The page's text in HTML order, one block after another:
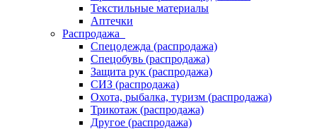
Текстильные материалы
Аптечки
Распродажа
Спецодежда (распродажа)
Спецобувь (распродажа)
Защита рук (распродажа)
СИЗ (распродажа)
Охота, рыбалка, туризм (распродажа)
Трикотаж (распродажа)
Другое (распродажа)